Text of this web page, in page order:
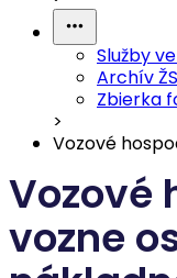
Služby
Archív
Zbierka
>
Vozové
Vozové
vozne